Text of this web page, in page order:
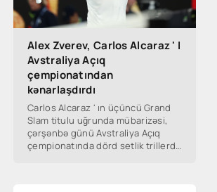
Alex Zverev, Carlos Alcaraz ' I
Avstraliya Açıq
çempionatından
kənarlaşdırdı
Carlos Alcaraz ' ın üçüncü Grand
Slam titulu uğrunda mübarizəsi,
çərşənbə günü Avstraliya Açıq
çempionatında dörd setlik trillerdə